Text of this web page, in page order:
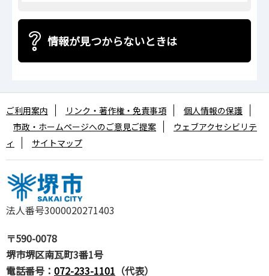
情報が見つからないときは
法人番号3000020271403
〒590-0078
堺市堺区南瓦町3番1号
電話番号： 072-233-1101 （代表）
ご利用案内 リンク・著作権・免責事項
個人情報の保護
市政・ホームページへのご意見ご提案
ウェブアクセシビリテ
ィ
サイトマップ